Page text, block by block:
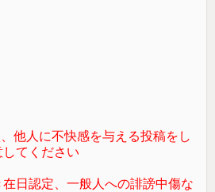
他人に不快感を与える投稿をし
てください
在日認定、一般人への誹謗中傷な